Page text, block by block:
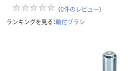
（0件のレビュー）
ランキングを見る：軸付ブラシ